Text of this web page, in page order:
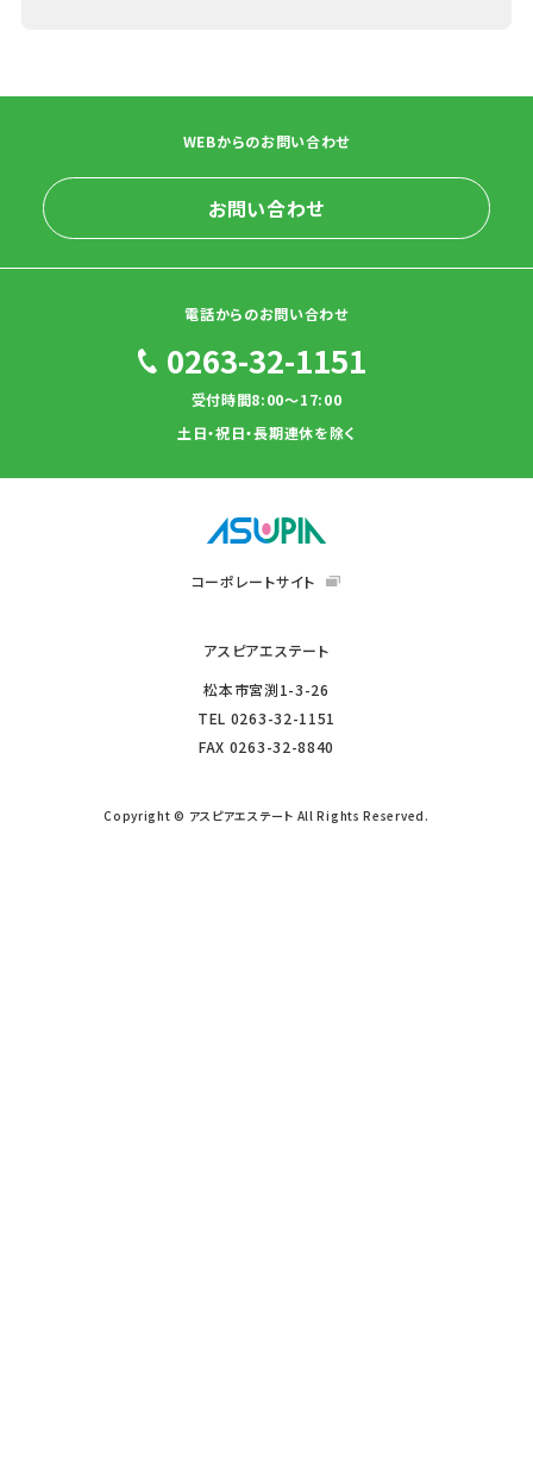
WEBからのお問い合わせ
お問い合わせ
電話からのお問い合わせ
0263-32-1151
受付時間8:00～17:00
土日・祝日・長期連休を除く
コーポレートサイト
アスピアエステート
松本市宮渕1-3-26
TEL 0263-32-1151
FAX 0263-32-8840
Copyright © アスピアエステート All Rights Reserved.